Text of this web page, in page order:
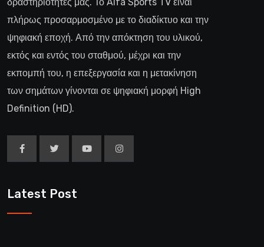
δραστηριότητές μας. Το Alfa Sports TV είναι
πλήρως προσαρμοσμένο με το διαδίκτυο και την
ψηφιακή εποχή. Από την απόκτηση του υλικού,
εκτός και εντός του σταθμού, μέχρι και την
εκπομπή του, η επεξεργασία και η μετακίνηση
των σημάτων γίνονται σε ψηφιακή μορφή High
Definition (HD).
Latest Post